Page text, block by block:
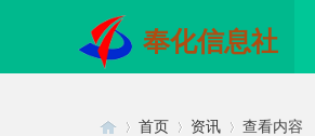
奉化信息社
首页 资讯 查看内容